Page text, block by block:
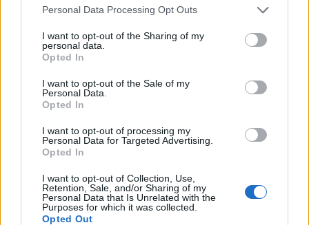
Please note that this website/app uses one or more Google
not limited to your visit or usage behaviour. You may click to
grant or deny consent to Google and its third-party tags to
use your data for below specified purposes in below Google
consent section.
Personal Data Processing Opt Outs
I want to opt-out of the Sharing of my
personal data.
Opted In
I want to opt-out of the Sale of my
Personal Data.
Opted In
I want to opt-out of processing my
Personal Data for Targeted Advertising.
Opted In
I want to opt-out of Collection, Use,
Retention, Sale, and/or Sharing of my
Personal Data that Is Unrelated with the
Purposes for which it was collected.
Opted Out
al volo mentre cammini verso il museo o che ti
sieda a un tavolo all’aperto per un pasto più lento,
ogni colazione romana è un’opportunità di scoperta
in questa esperienza sensoriale unica!
AUTORE
AiAdhubMedia